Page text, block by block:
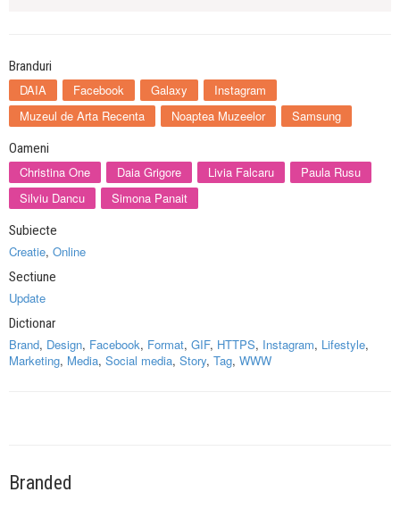
Branduri
DAIA Facebook Galaxy
Instagram
Muzeul de Arta Recenta
Noaptea Muzeelor Samsung
Oameni
Christina One Daia Grigore Livia Falcaru
Paula Rusu
Silviu Dancu
Simona Panait
Subiecte
Creatie, Online
Sectiune
Update
Dictionar
Brand, Design, Facebook, Format, GIF, HTTPS, Instagram, Lifestyle,
Marketing, Media, Social media, Story, Tag, WWW
Branded